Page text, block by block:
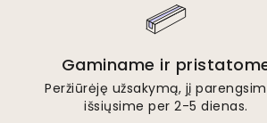
Gaminame ir
Peržiūrėję užsakymą, jį
išsiųsime per 2-5 dienas.